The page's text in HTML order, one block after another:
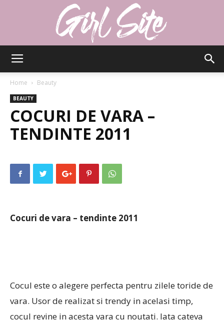
Home Beauty
BEAUTY
COCURI DE VARA –
TENDINTE 2011
Cocuri de vara – tendinte 2011
Cocul este o alegere perfecta pentru zilele toride de
vara. Usor de realizat si trendy in acelasi timp,
cocul revine in acesta vara cu noutati. Iata cateva